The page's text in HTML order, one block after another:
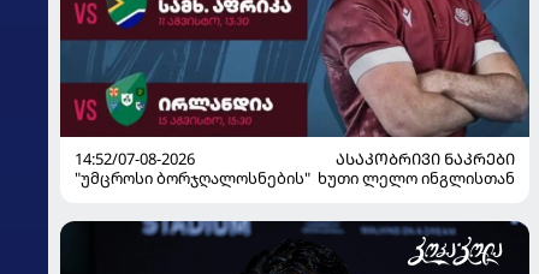
14:52/07-08-2026
ᲐᲡᲐᲙᲝᲑᲠᲘᲕᲘ ᲜᲐᲙᲠᲔᲑᲘ
"უმცროსი ბორჯღალოსნების" ხუთი ლელო ინგლისთან